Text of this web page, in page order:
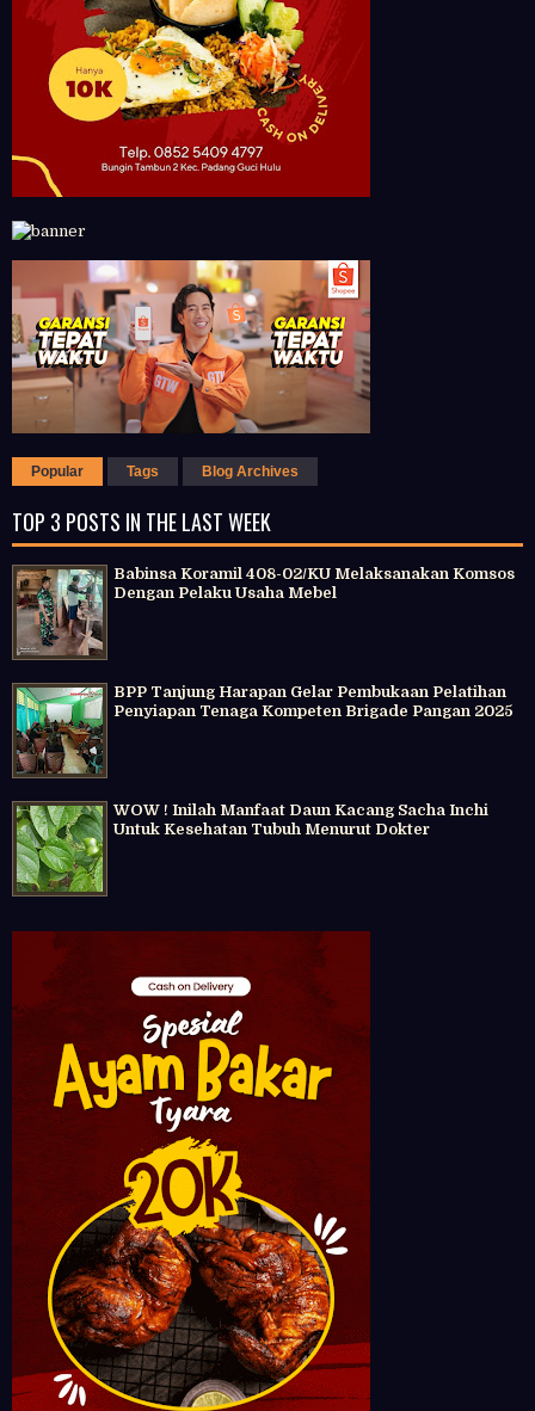
Popular Tags Blog Archives
TOP 3 POSTS IN THE LAST WEEK
Babinsa Koramil 408-02/KU Melaksanakan Komsos
Dengan Pelaku Usaha Mebel
BPP Tanjung Harapan Gelar Pembukaan Pelatihan
Penyiapan Tenaga Kompeten Brigade Pangan 2025
WOW ! Inilah Manfaat Daun Kacang Sacha Inchi
Untuk Kesehatan Tubuh Menurut Dokter